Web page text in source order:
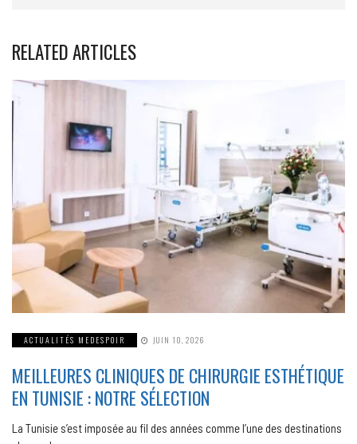
RELATED ARTICLES
ACTUALITÉS MEDESPOIR JUIN 10, 2026
MEILLEURES CLINIQUES DE CHIRURGIE ESTHÉTIQUE
EN TUNISIE : NOTRE SÉLECTION
La Tunisie s’est imposée au fil des années comme l’une des destinations